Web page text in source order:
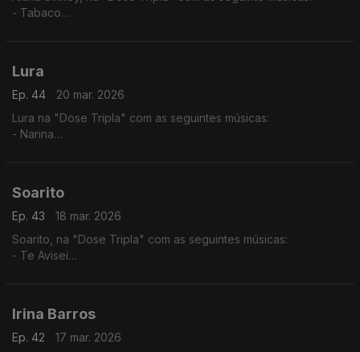
- Tabaco
Lura
Ep. 44
20 mar. 2026
Lura na "Dose Tripla" com as seguintes músicas:
- Narina
Soarito
Ep. 43
18 mar. 2026
Soarito, na "Dose Tripla" com as seguintes músicas:
- Te Avisei
Irina Barros
Ep. 42
17 mar. 2026